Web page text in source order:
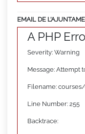
EMAIL DE
A PHP
Severity: Warning
Message: Attempt
Filename:
Line Number: 255
Backtrace: